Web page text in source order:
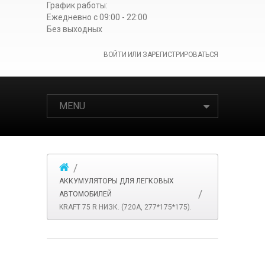
График работы:
Ежедневно c 09:00 - 22:00
Без выходных
ВОЙТИ ИЛИ ЗАРЕГИСТРИРОВАТЬСЯ
MENU
АККУМУЛЯТОРЫ ДЛЯ ЛЕГКОВЫХ
АВТОМОБИЛЕЙ
KRAFT 75 R НИЗК. (720A, 277*175*175).